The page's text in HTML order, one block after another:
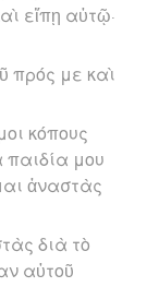
εἴπῃ αὐτῷ·
πρός με καὶ
κόπους
παιδία μου
ἀναστὰς
διὰ τὸ
αὐτοῦ